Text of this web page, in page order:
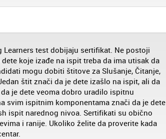
test dobijaju sertifikat. Ne postoji
koje izađe na ispit treba da ima utisak da
mogu dobiti štitove za Slušanje, Čitanje,
štit znači da je dete izašlo na ispit, ali da
je dete veoma dobro uradilo ispitnu
svim ispitnim komponentama znači da je dete
ispit narednog nivoa. Sertifikati su obično
i ranije. Ukoliko želite da proverite kada